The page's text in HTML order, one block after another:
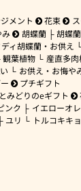
メント 花束
み 胡蝶蘭
胡蝶
ディ胡蝶蘭・お供え
観葉植物
産直多
お供え・お悔や
プチギフト
みどりのeギフト
ンク
イエローオ
ユリ トルコキキ